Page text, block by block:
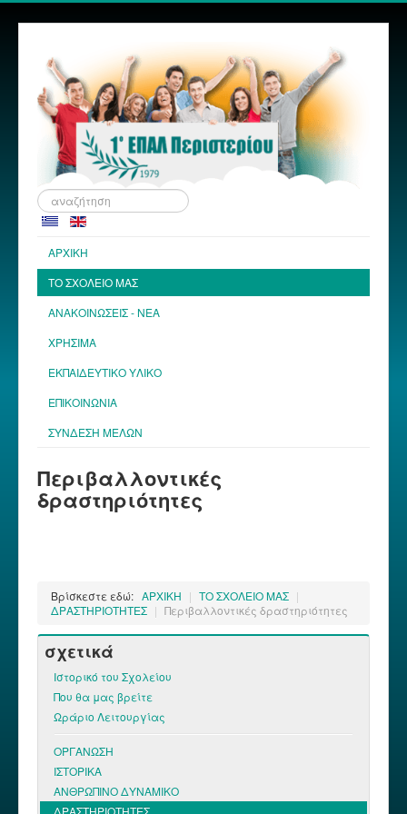
Αναζήτηση...
ΑΡΧΙΚΗ
ΤΟ ΣΧΟΛΕΙΟ ΜΑΣ
ΑΝΑΚΟΙΝΩΣΕΙΣ - ΝΕΑ
ΧΡΗΣΙΜΑ
ΕΚΠΑΙΔΕΥΤΙΚΟ ΥΛΙΚΟ
ΕΠΙΚΟΙΝΩΝΙΑ
ΣΥΝΔΕΣΗ ΜΕΛΩΝ
Περιβαλλοντικές
δραστηριότητες
Βρίσκεστε εδώ: ΑΡΧΙΚΗ | ΤΟ ΣΧΟΛΕΙΟ ΜΑΣ |
ΔΡΑΣΤΗΡΙΟΤΗΤΕΣ | Περιβαλλοντικές δραστηριότητες
σχετικά
Ιστορικό του Σχολείου
Που θα μας βρείτε
Ωράριο Λειτουργίας
ΟΡΓΑΝΩΣΗ
ΙΣΤΟΡΙΚΑ
ΑΝΘΡΩΠΙΝΟ ΔΥΝΑΜΙΚΟ
ΔΡΑΣΤΗΡΙΟΤΗΤΕΣ